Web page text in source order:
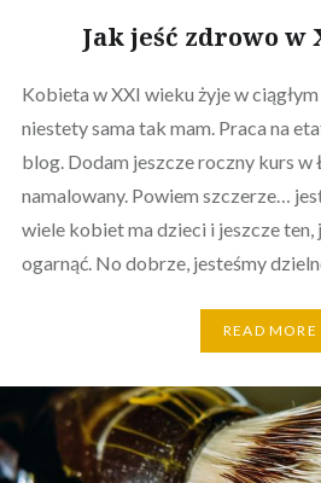
Jak jeść zdrowo w
Kobieta w XXI wieku żyje w
niestety sama tak mam. Praca na
blog. Dodam jeszcze roczny kurs w
namalowany. Powiem szczerze…
wiele kobiet ma dzieci i jeszcze ten,
ogarnąć. No dobrze, jesteśmy
READ MORE